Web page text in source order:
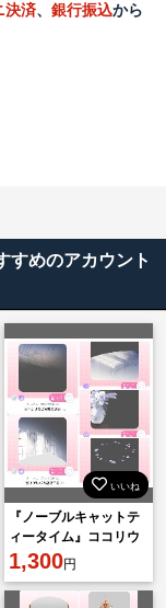
決済、 銀行振込から
すめのアカウント
いいね
『ノーブルキャットテ
ィータイム』ココリウ
ムAセット
1,300円